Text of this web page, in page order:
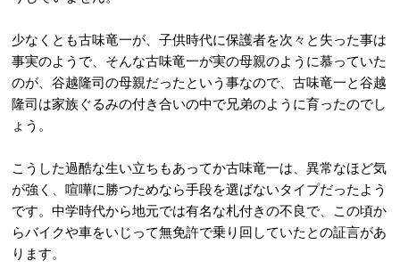
少なくとも古味竜一が、子供時代に保護者を次々と失った事は
事実のようで、そんな古味竜一が実の母親のように慕っていた
のが、谷越隆司の母親だったという事なので、古味竜一と谷越
隆司は家族ぐるみの付き合いの中で兄弟のように育ったのでし
ょう。
こうした過酷な生い立ちもあってか古味竜一は、異常なほど気
が強く、喧嘩に勝つためなら手段を選ばないタイプだったよう
です。中学時代から地元では有名な札付きの不良で、この頃か
らバイクや車をいじって無免許で乗り回していたとの証言があ
ります。